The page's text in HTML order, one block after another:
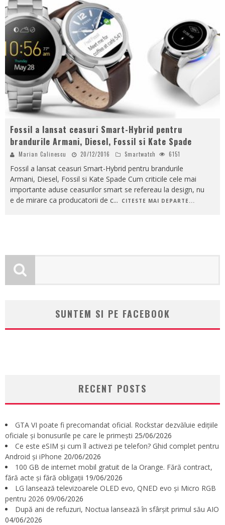
Fossil a lansat ceasuri Smart-Hybrid pentru
brandurile Armani, Diesel, Fossil si Kate Spade
Marian Calinescu 20/12/2016 Smartwatch 6151
Fossil a lansat ceasuri Smart-Hybrid pentru brandurile
Armani, Diesel, Fossil si Kate Spade Cum criticile cele mai
importante aduse ceasurilor smart se refereau la design, nu
e de mirare ca producatorii de c... CITESTE MAI DEPARTE...
SUNTEM SI PE FACEBOOK
RECENT POSTS
GTA VI poate fi precomandat oficial. Rockstar dezvăluie edițiile
oficiale și bonusurile pe care le primești 25/06/2026
Ce este eSIM și cum îl activezi pe telefon? Ghid complet pentru
Android și iPhone 20/06/2026
100 GB de internet mobil gratuit de la Orange. Fără contract,
fără acte și fără obligații 19/06/2026
LG lansează televizoarele OLED evo, QNED evo și Micro RGB
pentru 2026 09/06/2026
După ani de refuzuri, Noctua lansează în sfârșit primul său AIO
04/06/2026